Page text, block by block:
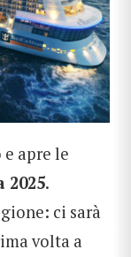
apre le
2025.
ci sarà
volta a